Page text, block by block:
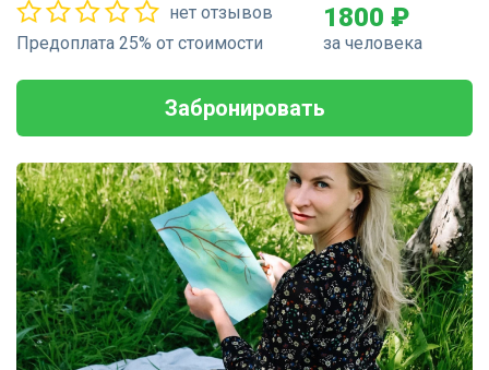
нет отзывов
Предоплата 25% от стоимости
1800 ₽
за человека
Забронировать